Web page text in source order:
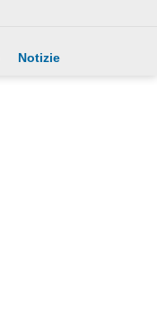
Notizie